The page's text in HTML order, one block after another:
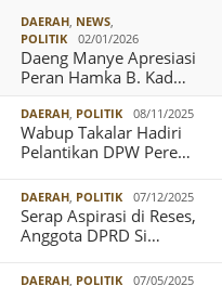
DAERAH, NEWS,
POLITIK
02/01/2026
Daeng Manye Apresiasi
Peran Hamka B. Kad…
DAERAH, POLITIK 08/11/2025
Wabup Takalar Hadiri
Pelantikan DPW Pere…
DAERAH, POLITIK 07/12/2025
Serap Aspirasi di Reses,
Anggota DPRD Si…
DAERAH, POLITIK 07/05/2025